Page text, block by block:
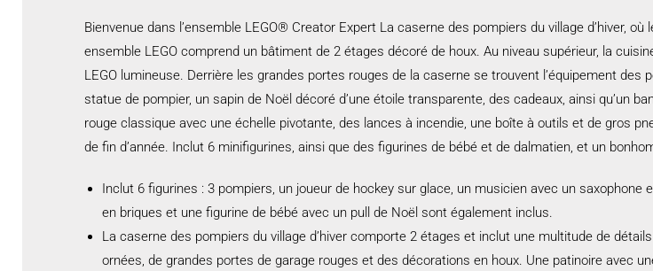
Bienvenue dans l’ensemble LEGO® Creator Expert La caserne des pompiers du village d’hiver,
ensemble LEGO comprend un bâtiment de 2 étages décoré de houx. Au niveau supérieur, la
LEGO lumineuse. Derrière les grandes portes rouges de la caserne se trouvent l’équipement
statue de pompier, un sapin de Noël décoré d’une étoile transparente, des cadeaux, ainsi qu’un
rouge classique avec une échelle pivotante, des lances à incendie, une boîte à outils et de gros
de fin d’année. Inclut 6 minifigurines, ainsi que des figurines de bébé et de dalmatien, et un
Inclut 6 figurines : 3 pompiers, un joueur de hockey sur glace, un musicien avec un
en briques et une figurine de bébé avec un pull de Noël sont également inclus.
La caserne des pompiers du village d’hiver comporte 2 étages et inclut une multitude de
ornées, de grandes portes de garage rouges et des décorations en houx. Une patinoire avec